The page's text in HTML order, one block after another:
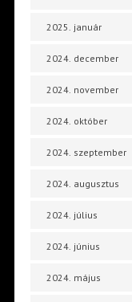
2025. január
2024. december
2024. november
2024. október
2024. szeptember
2024. augusztus
2024. július
2024. június
2024. május